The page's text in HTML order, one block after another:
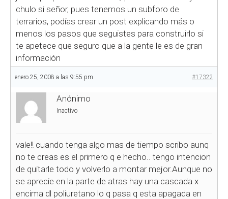
chulo si señor, pues tenemos un subforo de
terrarios, podías crear un post explicando más o
menos los pasos que seguistes para construirlo si
te apetece que seguro que a la gente le es de gran
información
enero 25, 2008 a las 9:55 pm #17322
Anónimo
Inactivo
vale!! cuando tenga algo mas de tiempo scribo aunq
no te creas es el primero q e hecho.. tengo intencion
de quitarle todo y volverlo a montar mejor.Aunque no
se aprecie en la parte de atras hay una cascada x
encima dl poliuretano lo q pasa q esta apagada en